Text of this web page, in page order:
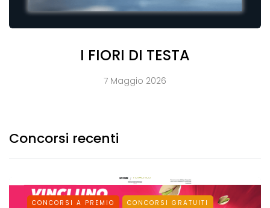
I FIORI DI TESTA
7 Maggio 2026
Concorsi recenti
CONCORSI A PREMIO CONCORSI GRATUITI